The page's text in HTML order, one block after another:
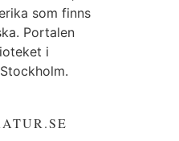
som finns
Portalen
i